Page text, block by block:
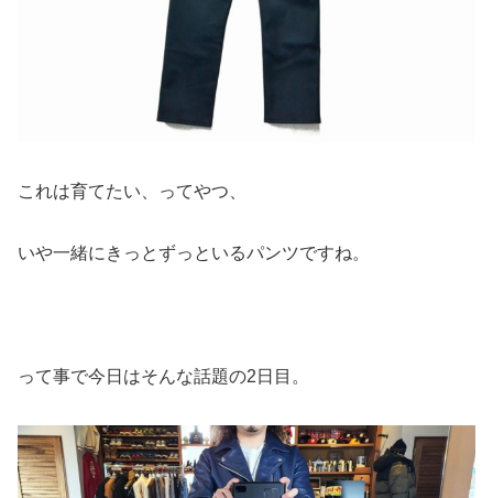
これは育てたい、ってやつ、
いや一緒にきっとずっといるパンツですね。
って事で今日はそんな話題の2日目。